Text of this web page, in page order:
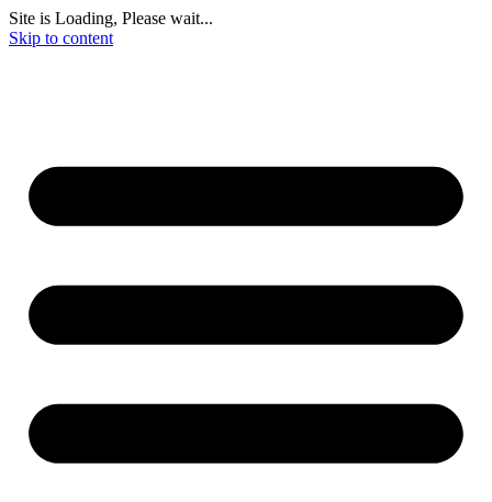
Site is Loading, Please wait...
Skip to content